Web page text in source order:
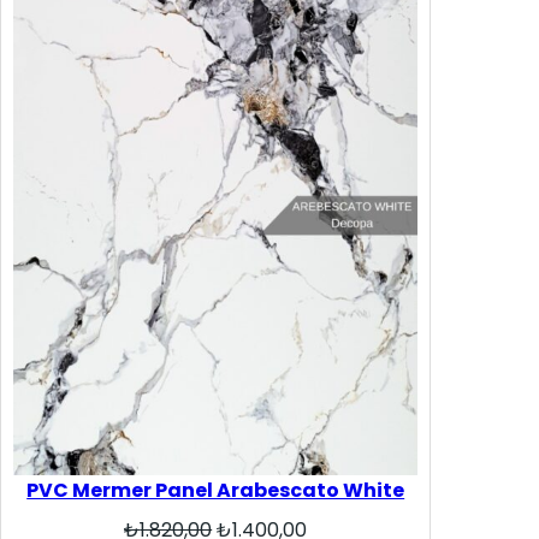
PVC Mermer Panel Arabescato White
₺1.820,00Orijinal
₺1.400,00Şu